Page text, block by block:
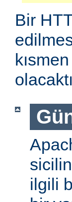
Bir
ilgili